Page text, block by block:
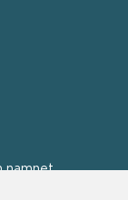
namnet
en stor